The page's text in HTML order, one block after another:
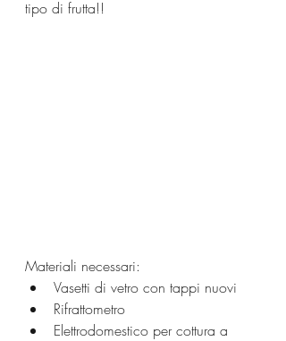
tipo di frutta!!
Materiali necessari:
Vasetti di vetro con tappi nuovi
Rifrattometro
Elettrodomestico per cottura a